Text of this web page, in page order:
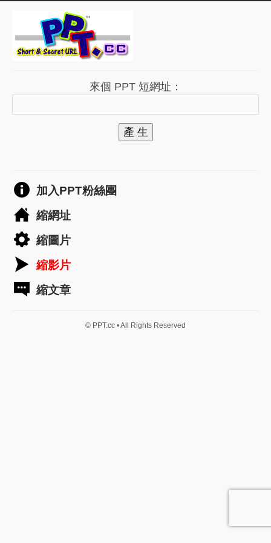
來個 PPT 短網址：
產 生
加入PPT粉絲團
縮網址
縮圖片
縮影片
縮文章
© PPT.cc • All Rights Reserved